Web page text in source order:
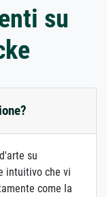
su
su
intuitivo che vi
come la